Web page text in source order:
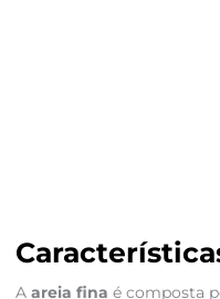
A areia fina é composta